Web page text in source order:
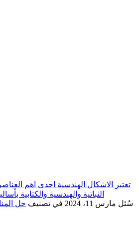
تعتبر الاشكال الهندسية احدى اهم
النباتية والهندسية والكتابية
سُئل مارس 11، 2024 في تصنيف حل